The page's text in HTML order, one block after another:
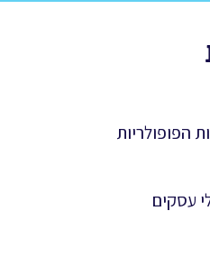
הפופולריות
עסקים